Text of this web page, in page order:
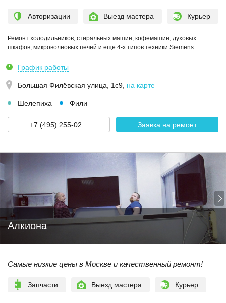
Авторизации Выезд мастера Курьер
Ремонт холодильников, стиральных машин, кофемашин, духовых
шкафов, микроволновых печей и еще 4-х типов техники Siemens
График работы
Большая Филёвская улица, 1с9 на карте
Шелепиха Фили
+7 (495) 255-02... Заявка на ремонт
Алкиона
Самые низкие цены в Москве и качественный ремонт!
Запчасти Выезд мастера Курьер